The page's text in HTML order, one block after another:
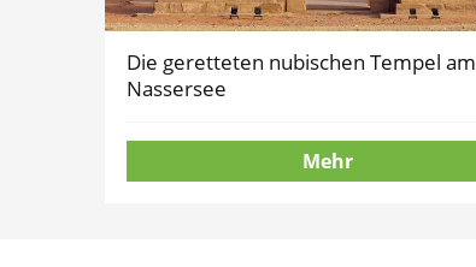
Die geretteten nubischen Tempel am
Nassersee
Mehr